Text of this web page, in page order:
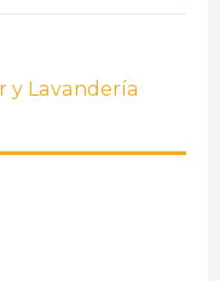
y Lavandería